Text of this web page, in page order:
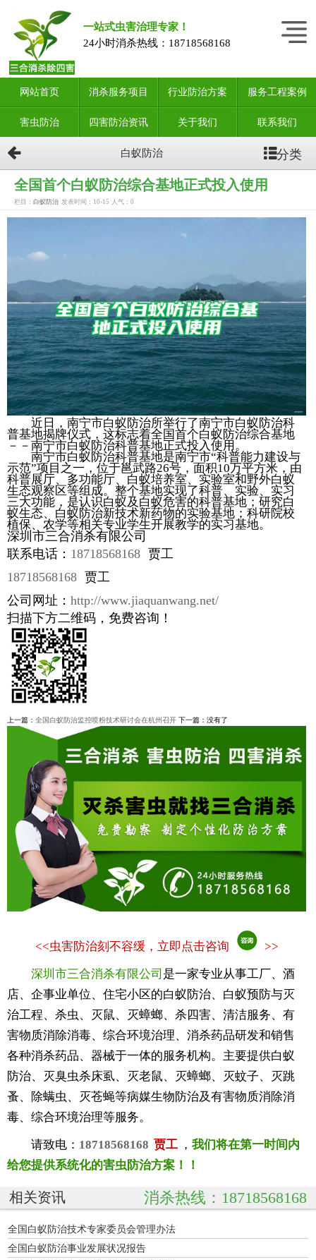
一站式虫害治理专家！
24小时消杀热线： 18718568168
网站首页 消杀服务项目 行业防治方案 服务工程案例
害虫防治 四害防治资讯 关于我们 联系我们
白蚁防治 分类
全国首个白蚁防治综合基地正式投入使用
栏目： 白蚁防治 发表时间：10-15 人气： 0
近日，南宁市白蚁防治所举行了南宁市白蚁防治科
普基地揭牌仪式，这标志着全国首个白蚁防治综合基地
－－南宁市白蚁防治科普基地正式投入使用。
南宁市白蚁防治科普基地是南宁市“科普能力建设与
示范”项目之一，位于邕武路26号，面积10万平方米，由
科普展厅、多功能厅、白蚁培养室、实验室和野外白蚁
生态观察区等组成。整个基地实现了科普、实验、实习
三大功能，是认识白蚁及白蚁危害的科普基地；研究白
蚁生态、白蚁防治新技术新药物的实验基地；科研院校
植保、农学等相关专业学生开展教学的实习基地。
深圳市三合消杀有限公司
联系电话： 18718568168 贾工
18718568168 贾工
公司网址： http://www.jiaquanwang.net/
扫描下方二维码，免费咨询！
上一篇： 全国白蚁防治监控喷粉技术研讨会在杭州召开 下一篇：没有了
<<虫害防治刻不容缓，立即点击咨询 >>
深圳市三合消杀有限公司 是一家专业从事工厂、酒
店、企事业单位、住宅小区的白蚁防治、白蚁预防与灭
治工程、杀虫、灭鼠、灭蟑螂、杀四害、清洁服务、有
害物质消除消毒、综合环境治理、消杀药品研发和销售
各种消杀药品、器械于一体的服务机构。主要提供白蚁
防治、灭臭虫杀床虱、灭老鼠、灭蟑螂、灭蚊子、灭跳
蚤、除螨虫、灭苍蝇等病媒生物防治及有害物质消除消
毒、综合环境治理等服务。
请致电： 18718568168 贾工 ， 我们将在第一时间内
给您提供系统化的害虫防治方案！！
相关资讯 消杀热线：18718568168
全国白蚁防治技术专家委员会管理办法
全国白蚁防治事业发展状况报告